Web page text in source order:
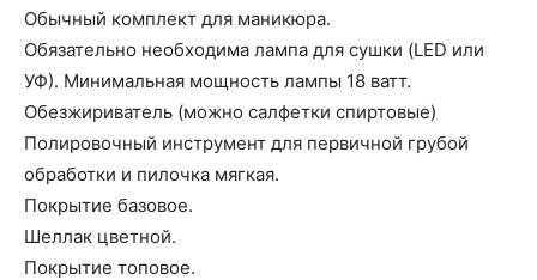
Обычный комплект для маникюра.
Обязательно необходима лампа для сушки (LED или
УФ). Минимальная мощность лампы 18 ватт.
Обезжириватель (можно салфетки спиртовые)
Полировочный инструмент для первичной грубой
обработки и пилочка мягкая.
Покрытие базовое.
Шеллак цветной.
Покрытие топовое.